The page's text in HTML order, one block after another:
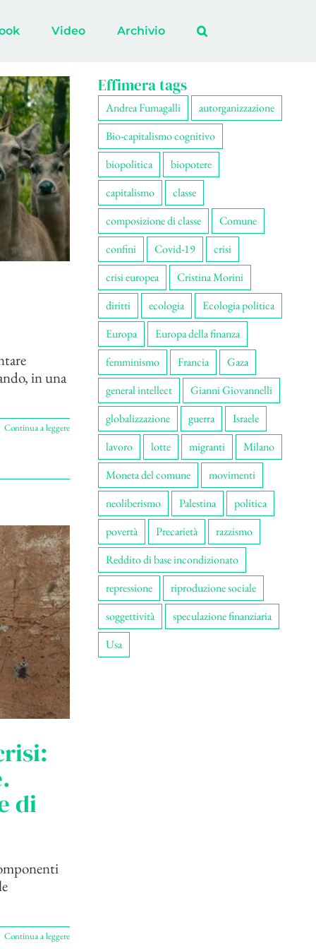
Video Archivio
in una
Continua a leggere
di
Continua a leggere
Effimera tags
Andrea Fumagalli
autorganizzazione
Bio-capitalismo cognitivo
biopolitica
biopotere
capitalismo
classe
composizione di classe
Comune
confini
Covid-19
crisi
crisi europea
Cristina Morini
diritti
ecologia
Ecologia politica
Europa
Europa della finanza
femminismo
Francia
Gaza
general intellect
Gianni Giovannelli
globalizzazione
guerra
Israele
lavoro
lotte migranti
Milano
Moneta del comune
movimenti
neoliberismo
Palestina
politica
povertà
Precarietà
razzismo
Reddito di base incondizionato
repressione
riproduzione sociale
soggettività
speculazione finanziaria
Usa